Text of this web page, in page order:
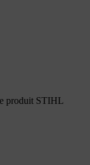
produit STIHL